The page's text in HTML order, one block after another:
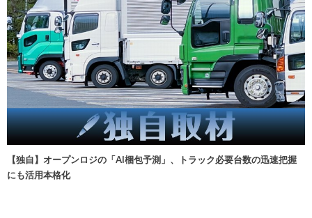
【独自】オープンロジの「AI梱包予測」、トラック必要台数の迅速把握
にも活用本格化